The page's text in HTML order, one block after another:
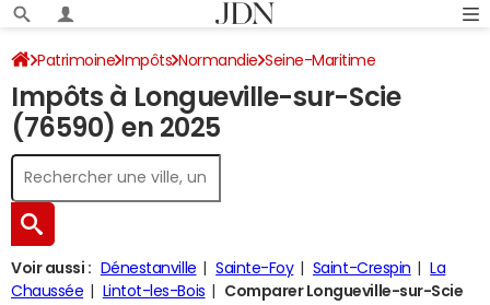
Patrimoine Impôts Normandie Seine-Maritime
Longueville-sur-Scie Impôt sur le revenu
Impôts à Longueville-sur-Scie
(76590) en 2025
Voir aussi : Dénestanville Sainte-Foy Saint-Crespin
La
Chaussée
Lintot-les-Bois
Comparer Longueville-sur-Scie